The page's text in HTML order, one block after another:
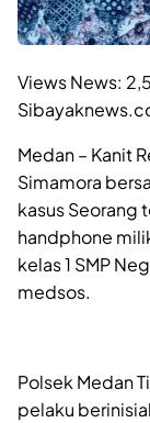
Views News:
Medan – Kanit
Simamora
kasus Seorang
handphone
kelas 1 SMP
medsos.
Polsek Medan
pelaku